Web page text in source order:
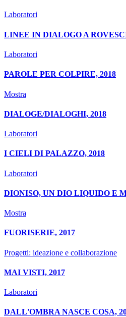
Laboratori
LINEE IN DIALOGO A
Laboratori
PAROLE PER COLPIRE, 2018
Mostra
DIALOGE/DIALOGHI, 2018
Laboratori
I CIELI DI PALAZZO, 2018
Laboratori
DIONISO, UN DIO LIQUIDO E
Mostra
FUORISERIE, 2017
Progetti: ideazione e collaborazione
MAI VISTI, 2017
Laboratori
DALL'OMBRA NASCE COSA,